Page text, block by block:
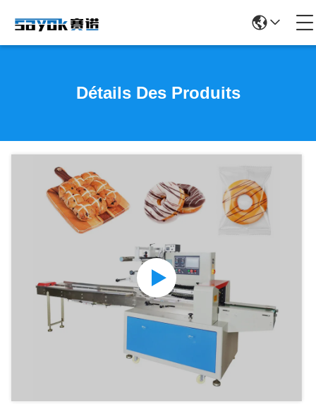
Détails Des Produits